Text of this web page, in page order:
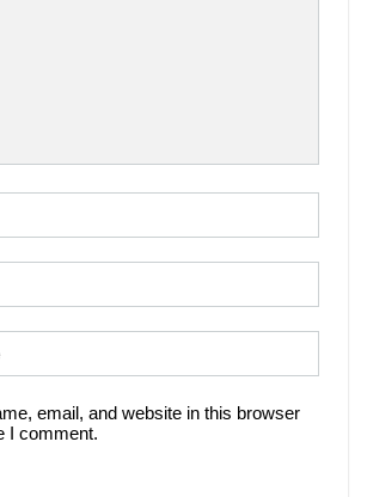
email, and website in this browser
I comment.